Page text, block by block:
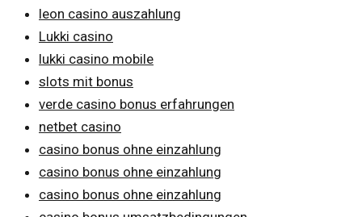
leon casino auszahlung
Lukki casino
lukki casino mobile
slots mit bonus
verde casino bonus erfahrungen
netbet casino
casino bonus ohne einzahlung
casino bonus ohne einzahlung
casino bonus ohne einzahlung